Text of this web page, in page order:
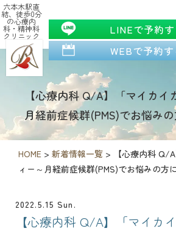
六本木駅直
結、徒歩0分
の心療内
科・精神科
クリニック
LINEで予約す
WEBで予約
【心療内科 Q/A】「マイカイ
月経前症候群(PMS)でお悩みの
HOME > 新着情報一覧 >
【心療内科 Q/
ィー～月経前症候群(PMS)でお悩みの方に
2022.5.15 Sun.
【心療内科 Q/A】「マイカ